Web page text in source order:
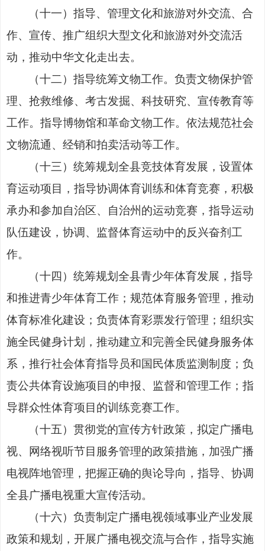
（十一）指导、管理文化和旅游对外交流、合
作、宣传、推广组织大型文化和旅游对外交流活
动，推动中华文化走出去。
（十二）指导统筹文物工作。负责文物保护管
理、抢救维修、考古发掘、科技研究、宣传教育等
工作。指导博物馆和革命文物工作。 依法规范社会
文物流通、经销和拍卖活动等工作。
（十三）统筹规划全县竞技体育发展，设置体
育运动项目，指导协调体育训练和体育竞赛，积极
承办和参加自治区、自治州的运动竞赛 ， 指导运动
队伍建设，协调、监督体育运动中的反兴奋剂工
作。
（十四 ）统筹规划全县青少年体育发展，指导
和推进青少年体育工作 ； 规范体育服务管理，推动
体育标准化建设 ； 负责体育彩票发行管理 ； 组织实
施全民健身计划，推动建立和完善全民健身服务体
系 ， 推行社会体育指导员和国民体质监测制度 ； 负
责公共体育设施项目的申报、监督和管理工作 ； 指
导群众性体育项目的训练竞赛工作。
（十五）贯彻党的宣传方针政策，拟定广播电
视、网络视听节目服务管理的政策措施，加强广播
电视阵地管理，把握正确的舆论导向，指导、协调
全县广播电视重大宣传活动。
（十六）负责制定广播电视领域事业产业发展
政策和规划，开展广播电视交流与合作，指导实施